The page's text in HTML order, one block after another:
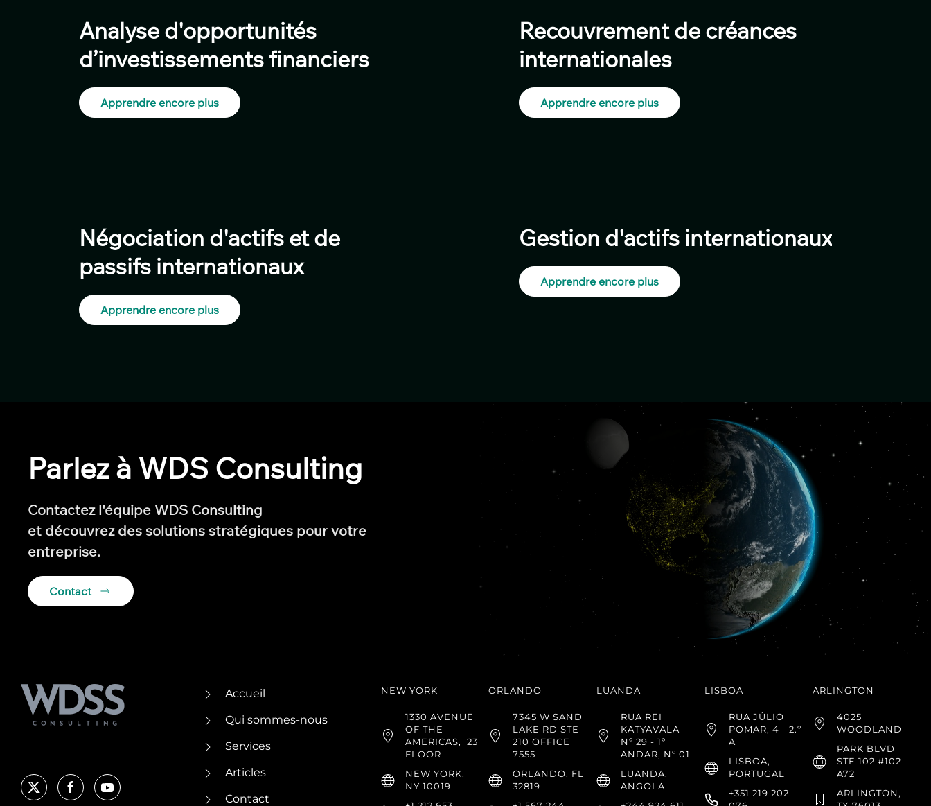
Analyse d'opportunités
d’investissements financiers
Apprendre encore plus
Recouvrement de créances
internationales
Apprendre encore plus
Négociation d'actifs et de
passifs internationaux
Apprendre encore plus
Gestion d'actifs internationaux
Apprendre encore plus
Parlez à WDS Consulting
Contactez l'équipe WDS Consulting
et découvrez des solutions stratégiques pour votre
entreprise.
Contact
Accueil
Qui sommes-nous
Services
Articles
Contact
NEW YORK
1330 AVENUE
OF THE
AMERICAS,
23
FLOOR
NEW YORK,
NY 10019
ORLANDO
7345 W SAND
LAKE RD STE
210 OFFICE
7555
ORLANDO, FL
32819
LUANDA
RUA REI
KATYAVALA
Nº 29 - 1º
ANDAR, Nº 01
LUANDA,
ANGOLA
LISBOA
RUA JÚLIO
POMAR, 4 - 2.º
A
LISBOA,
PORTUGAL
+351 219 202
ARLINGTON
4025
WOODLAND
PARK BLVD
STE 102 #102-
A72
ARLINGTON,